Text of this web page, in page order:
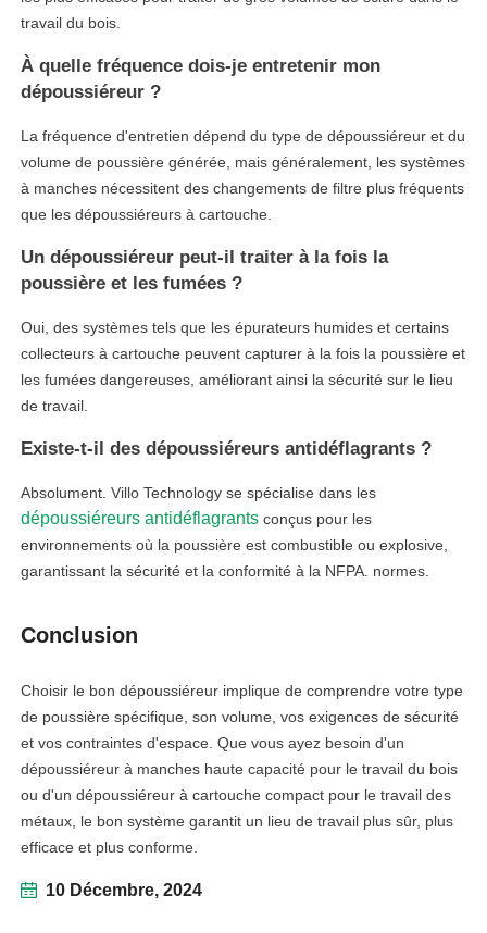
10 Décembre, 2024
travail du bois.
À quelle fréquence dois-je entretenir mon
dépoussiéreur ?
La fréquence d'entretien dépend du type de dépoussiéreur et du
volume de poussière générée, mais généralement, les systèmes
à manches nécessitent des changements de filtre plus fréquents
que les dépoussiéreurs à cartouche.
Un dépoussiéreur peut-il traiter à la fois la
poussière et les fumées ?
Oui, des systèmes tels que les épurateurs humides et certains
collecteurs à cartouche peuvent capturer à la fois la poussière et
les fumées dangereuses, améliorant ainsi la sécurité sur le lieu
de travail.
Existe-t-il des dépoussiéreurs antidéflagrants ?
Absolument. Villo Technology se spécialise dans les
dépoussiéreurs antidéflagrants conçus pour les
environnements où la poussière est combustible ou explosive,
garantissant la sécurité et la conformité à la NFPA. normes.
Conclusion
Choisir le bon dépoussiéreur implique de comprendre votre type
de poussière spécifique, son volume, vos exigences de sécurité
et vos contraintes d'espace. Que vous ayez besoin d'un
dépoussiéreur à manches haute capacité pour le travail du bois
ou d'un dépoussiéreur à cartouche compact pour le travail des
métaux, le bon système garantit un lieu de travail plus sûr, plus
efficace et plus conforme.